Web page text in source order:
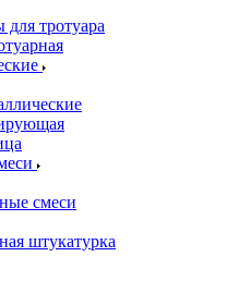
тротуара
смеси
штукатурка